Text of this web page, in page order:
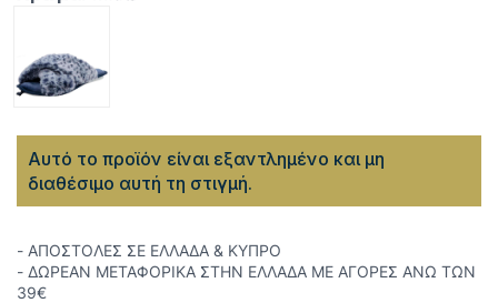
Αυτό το προϊόν είναι εξαντλημένο και μη
διαθέσιμο αυτή τη στιγμή.
- ΑΠΟΣΤΟΛΕΣ ΣΕ ΕΛΛΑΔΑ & ΚΥΠΡΟ
- ΔΩΡΕΑΝ ΜΕΤΑΦΟΡΙΚΑ ΣΤΗΝ ΕΛΛΑΔΑ ΜΕ ΑΓΟΡΕΣ ΑΝΩ ΤΩΝ
39€